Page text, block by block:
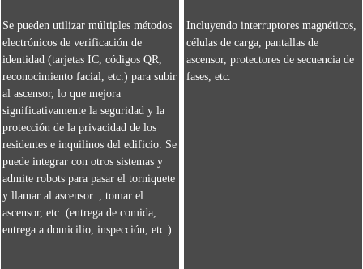
Se pueden utilizar múltiples métodos
electrónicos de verificación de
identidad (tarjetas IC, códigos QR,
reconocimiento facial, etc.) para subir
al ascensor, lo que mejora
significativamente la seguridad y la
protección de la privacidad de los
residentes e inquilinos del edificio. Se
puede integrar con otros sistemas y
admite robots para pasar el torniquete
y llamar al ascensor. , tomar el
ascensor, etc. (entrega de comida,
entrega a domicilio, inspección, etc.).
Incluyendo interruptores magnéticos,
células de carga, pantallas de
ascensor, protectores de secuencia de
fases, etc.